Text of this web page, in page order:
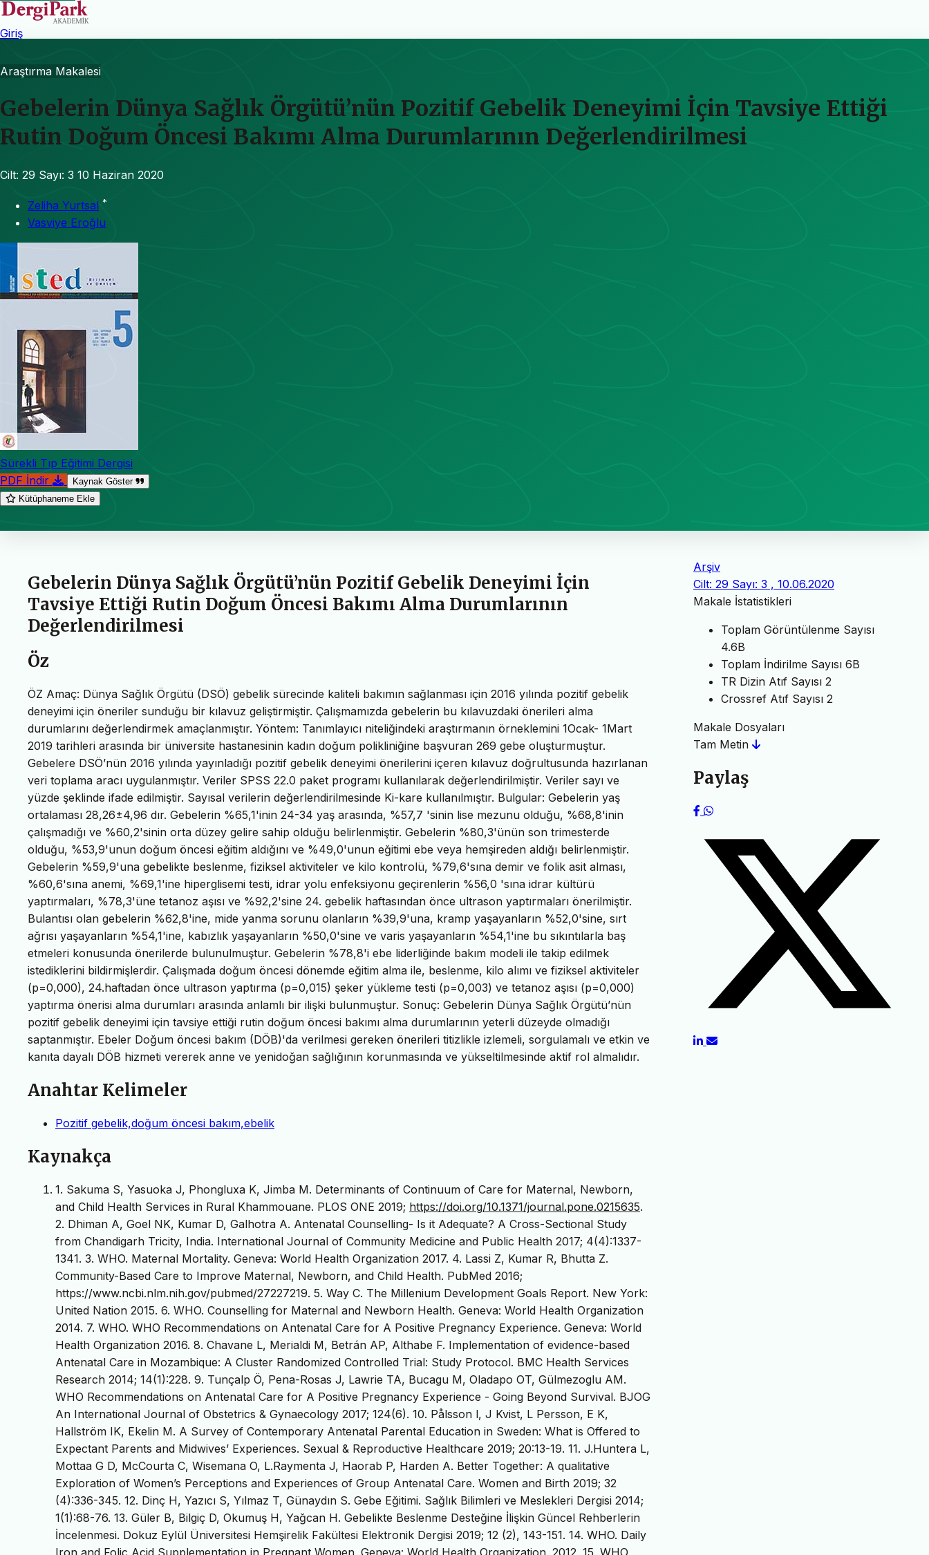
Giriş
Araştırma Makalesi
Gebelerin Dünya Sağlık Örgütü’nün Pozitif Gebelik Deneyimi İçin Tavsiye Ettiği
Rutin Doğum Öncesi Bakımı Alma Durumlarının Değerlendirilmesi
Cilt: 29 Sayı: 3 10 Haziran 2020
Zeliha Yurtsal *
Vasviye Eroğlu
Sürekli Tıp Eğitimi Dergisi
PDF İndir
Kaynak Göster
Kütüphaneme Ekle
Gebelerin Dünya Sağlık Örgütü’nün Pozitif Gebelik Deneyimi İçin
Tavsiye Ettiği Rutin Doğum Öncesi Bakımı Alma Durumlarının
Değerlendirilmesi
Öz
ÖZ Amaç: Dünya Sağlık Örgütü (DSÖ) gebelik sürecinde kaliteli bakımın sağlanması için 2016 yılında pozitif gebelik
deneyimi için öneriler sunduğu bir kılavuz geliştirmiştir. Çalışmamızda gebelerin bu kılavuzdaki önerileri alma
durumlarını değerlendirmek amaçlanmıştır. Yöntem: Tanımlayıcı niteliğindeki araştırmanın örneklemini 1Ocak- 1Mart
2019 tarihleri arasında bir üniversite hastanesinin kadın doğum polikliniğine başvuran 269 gebe oluşturmuştur.
Gebelere DSÖ’nün 2016 yılında yayınladığı pozitif gebelik deneyimi önerilerini içeren kılavuz doğrultusunda hazırlanan
veri toplama aracı uygulanmıştır. Veriler SPSS 22.0 paket programı kullanılarak değerlendirilmiştir. Veriler sayı ve
yüzde şeklinde ifade edilmiştir. Sayısal verilerin değerlendirilmesinde Ki-kare kullanılmıştır. Bulgular: Gebelerin yaş
ortalaması 28,26±4,96 dır. Gebelerin %65,1'inin 24-34 yaş arasında, %57,7 'sinin lise mezunu olduğu, %68,8'inin
çalışmadığı ve %60,2'sinin orta düzey gelire sahip olduğu belirlenmiştir. Gebelerin %80,3'ünün son trimesterde
olduğu, %53,9'unun doğum öncesi eğitim aldığını ve %49,0'unun eğitimi ebe veya hemşireden aldığı belirlenmiştir.
Gebelerin %59,9'una gebelikte beslenme, fiziksel aktiviteler ve kilo kontrolü, %79,6'sına demir ve folik asit alması,
%60,6'sına anemi, %69,1'ine hiperglisemi testi, idrar yolu enfeksiyonu geçirenlerin %56,0 'sına idrar kültürü
yaptırmaları, %78,3'üne tetanoz aşısı ve %92,2'sine 24. gebelik haftasından önce ultrason yaptırmaları önerilmiştir.
Bulantısı olan gebelerin %62,8'ine, mide yanma sorunu olanların %39,9'una, kramp yaşayanların %52,0'sine, sırt
ağrısı yaşayanların %54,1'ine, kabızlık yaşayanların %50,0'sine ve varis yaşayanların %54,1'ine bu sıkıntılarla baş
etmeleri konusunda önerilerde bulunulmuştur. Gebelerin %78,8'i ebe liderliğinde bakım modeli ile takip edilmek
istediklerini bildirmişlerdir. Çalışmada doğum öncesi dönemde eğitim alma ile, beslenme, kilo alımı ve fiziksel aktiviteler
(p=0,000), 24.haftadan önce ultrason yaptırma (p=0,015) şeker yükleme testi (p=0,003) ve tetanoz aşısı (p=0,000)
yaptırma önerisi alma durumları arasında anlamlı bir ilişki bulunmuştur. Sonuç: Gebelerin Dünya Sağlık Örgütü’nün
pozitif gebelik deneyimi için tavsiye ettiği rutin doğum öncesi bakımı alma durumlarının yeterli düzeyde olmadığı
saptanmıştır. Ebeler Doğum öncesi bakım (DÖB)'da verilmesi gereken önerileri titizlikle izlemeli, sorgulamalı ve etkin ve
kanıta dayalı DÖB hizmeti vererek anne ve yenidoğan sağlığının korunmasında ve yükseltilmesinde aktif rol almalıdır.
Anahtar Kelimeler
Pozitif gebelik,doğum öncesi bakım,ebelik
Kaynakça
1. Sakuma S, Yasuoka J, Phongluxa K, Jimba M. Determinants of Continuum of Care for Maternal, Newborn,
and Child Health Services in Rural Khammouane. PLOS ONE 2019; https://doi.org/10.1371/journal.pone.0215635.
2. Dhiman A, Goel NK, Kumar D, Galhotra A. Antenatal Counselling- Is it Adequate? A Cross-Sectional Study
from Chandigarh Tricity, India. International Journal of Community Medicine and Public Health 2017; 4(4):1337-
1341. 3. WHO. Maternal Mortality. Geneva: World Health Organization 2017. 4. Lassi Z, Kumar R, Bhutta Z.
Community-Based Care to Improve Maternal, Newborn, and Child Health. PubMed 2016;
https://www.ncbi.nlm.nih.gov/pubmed/27227219. 5. Way C. The Millenium Development Goals Report. New York:
United Nation 2015. 6. WHO. Counselling for Maternal and Newborn Health. Geneva: World Health Organization
2014. 7. WHO. WHO Recommendations on Antenatal Care for A Positive Pregnancy Experience. Geneva: World
Health Organization 2016. 8. Chavane L, Merialdi M, Betrán AP, Althabe F. Implementation of evidence-based
Antenatal Care in Mozambique: A Cluster Randomized Controlled Trial: Study Protocol. BMC Health Services
Research 2014; 14(1):228. 9. Tunçalp Ö, Pena-Rosas J, Lawrie TA, Bucagu M, Oladapo OT, Gülmezoglu AM.
WHO Recommendations on Antenatal Care for A Positive Pregnancy Experience - Going Beyond Survival. BJOG
An International Journal of Obstetrics & Gynaecology 2017; 124(6). 10. Pålsson l, J Kvist, L Persson, E K,
Hallström IK, Ekelin M. A Survey of Contemporary Antenatal Parental Education in Sweden: What is Offered to
Expectant Parents and Midwives’ Experiences. Sexual & Reproductive Healthcare 2019; 20:13-19. 11. J.Huntera L,
Mottaa G D, McCourta C, Wisemana O, L.Raymenta J, Haorab P, Harden A. Better Together: A qualitative
Exploration of Women’s Perceptions and Experiences of Group Antenatal Care. Women and Birth 2019; 32
(4):336-345. 12. Dinç H, Yazıcı S, Yılmaz T, Günaydın S. Gebe Eğitimi. Sağlık Bilimleri ve Meslekleri Dergisi 2014;
1(1):68-76. 13. Güler B, Bilgiç D, Okumuş H, Yağcan H. Gebelikte Beslenme Desteğine İlişkin Güncel Rehberlerin
İncelenmesi. Dokuz Eylül Üniversitesi Hemşirelik Fakültesi Elektronik Dergisi 2019; 12 (2), 143-151. 14. WHO. Daily
Iron and Folic Acid Supplementation in Pregnant Women. Geneva: World Health Organization. 2012. 15. WHO.
Arşiv
Cilt: 29 Sayı: 3 , 10.06.2020
Makale İstatistikleri
Toplam Görüntülenme Sayısı
4.6B
Toplam İndirilme Sayısı 6B
TR Dizin Atıf Sayısı 2
Crossref Atıf Sayısı 2
Makale Dosyaları
Tam Metin
Paylaş